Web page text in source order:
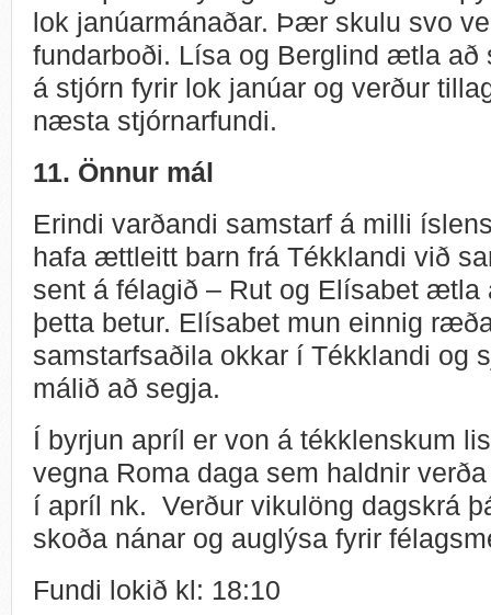
lok janúarmánaðar. Þær skulu svo
fundarboði. Lísa og Berglind ætla að
á stjórn fyrir lok janúar og verður
næsta stjórnarfundi.
11. Önnur mál
Erindi varðandi samstarf á milli
hafa ættleitt barn frá Tékklandi við
sent á félagið – Rut og Elísabet ætla
þetta betur. Elísabet mun einnig
samstarfsaðila okkar í Tékklandi og
málið að segja.
Í byrjun apríl er von á tékklenskum
vegna Roma daga sem haldnir
í apríl nk. Verður vikulöng dagskrá
skoða nánar og auglýsa fyrir
Fundi lokið kl: 18:10